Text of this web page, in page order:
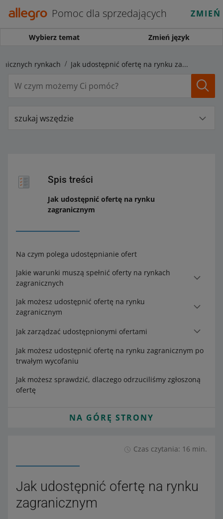
Pomoc dla sprzedających
Wybierz temat Zmień język
rynkach Jak udostępnić ofertę na rynku zagranicznym
szukaj wszędzie
Spis treści
Jak udostępnić ofertę na rynku
zagranicznym
Na czym polega udostępnianie ofert
Jakie warunki muszą spełnić oferty na rynkach
zagranicznych
Jak możesz udostępnić ofertę na rynku
zagranicznym
Jak zarządzać udostępnionymi ofertami
Jak możesz udostępnić ofertę na rynku zagranicznym po
trwałym wycofaniu
Jak możesz sprawdzić, dlaczego odrzuciliśmy zgłoszoną
ofertę
NA GÓRĘ STRONY
Czas czytania: 16 min.
Jak udostępnić ofertę na rynku
zagranicznym